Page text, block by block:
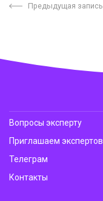
Предыдущая запись
Вопросы эксперту
Приглашаем экспертов
Телеграм
Контакты